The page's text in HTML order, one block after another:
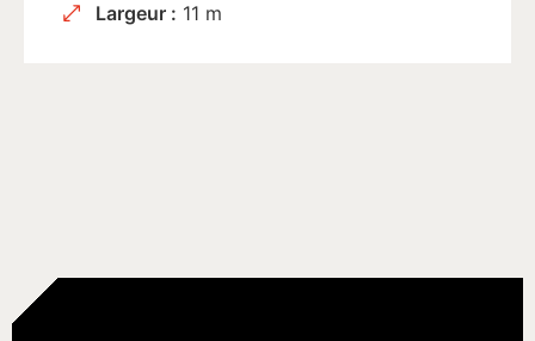
Largeur : 11 m